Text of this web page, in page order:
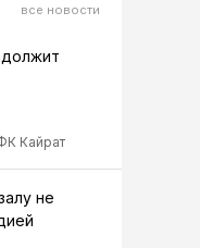
все новости
Кайрат
не